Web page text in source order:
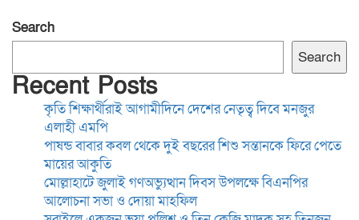
গ্যাস,বিদ্যুৎ সংকটসহ দ্রব্যমূল্য
বৃদ্ধির প্রতিবাদে নরসিংদীতে ১১
দলের স্বারকলিপি প্রদান
সাংবাদিকতা পেশার অস্তিত্ব রক্ষায়
অবিলম্বে গণমাধ্যম কমিশন গঠন
করুন
Search
Search
Recent Posts
কৃতি শিক্ষার্থীরাই আগামীদিনে দেশের নেতৃত্ব দিবে মনজুর
এলাহী এমপি
পাষন্ড বাবার কবল থেকে দুই বছরের শিশু সন্তানকে ফিরে পেতে
মায়ের আকুতি
মোল্লাহাটে জুলাই গণঅভ্যুত্থান দিবস উপলক্ষে বিএনপির
আলোচনা সভা ও দোয়া মাহফিল